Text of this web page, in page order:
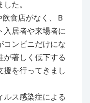
た。
食店がなく、Ｂ
入居者や来場者に
コンビニだけにな
が著しく低下する
援を行ってきまし
ス感染症による